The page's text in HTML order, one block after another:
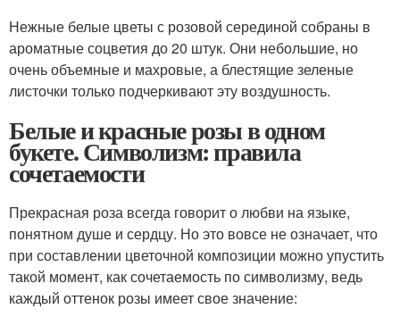
Нежные белые цветы с розовой серединой собраны в
ароматные соцветия до 20 штук. Они небольшие, но
очень объемные и махровые, а блестящие зеленые
листочки только подчеркивают эту воздушность.
Белые и красные розы в одном
букете. Символизм: правила
сочетаемости
Прекрасная роза всегда говорит о любви на языке,
понятном душе и сердцу. Но это вовсе не означает, что
при составлении цветочной композиции можно упустить
такой момент, как сочетаемость по символизму, ведь
каждый оттенок розы имеет свое значение: